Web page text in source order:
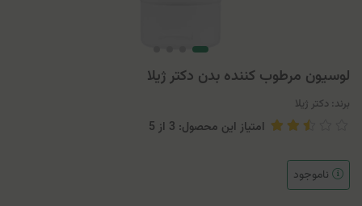
لوسیون مرطوب کننده بدن دکتر ژیلا
برند: دکتر ژیلا
امتیاز این محصول: 3 از 5
ناموجود